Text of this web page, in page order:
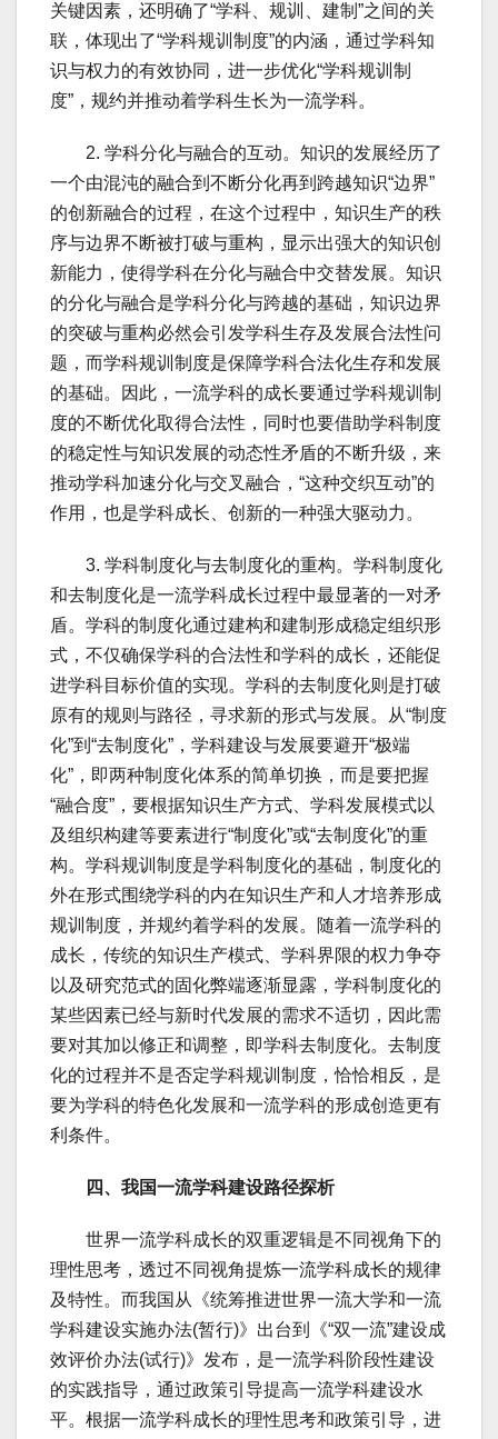
关键因素，还明确了“学科、规训、建制”之间的关
联，体现出了“学科规训制度”的内涵，通过学科知
识与权力的有效协同，进一步优化“学科规训制
度”，规约并推动着学科生长为一流学科。
2. 学科分化与融合的互动。知识的发展经历了
一个由混沌的融合到不断分化再到跨越知识“边界”
的创新融合的过程，在这个过程中，知识生产的秩
序与边界不断被打破与重构，显示出强大的知识创
新能力，使得学科在分化与融合中交替发展。知识
的分化与融合是学科分化与跨越的基础，知识边界
的突破与重构必然会引发学科生存及发展合法性问
题，而学科规训制度是保障学科合法化生存和发展
的基础。因此，一流学科的成长要通过学科规训制
度的不断优化取得合法性，同时也要借助学科制度
的稳定性与知识发展的动态性矛盾的不断升级，来
推动学科加速分化与交叉融合，“这种交织互动”的
作用，也是学科成长、创新的一种强大驱动力。
3. 学科制度化与去制度化的重构。学科制度化
和去制度化是一流学科成长过程中最显著的一对矛
盾。学科的制度化通过建构和建制形成稳定组织形
式，不仅确保学科的合法性和学科的成长，还能促
进学科目标价值的实现。学科的去制度化则是打破
原有的规则与路径，寻求新的形式与发展。从“制度
化”到“去制度化”，学科建设与发展要避开“极端
化”，即两种制度化体系的简单切换，而是要把握
“融合度”，要根据知识生产方式、学科发展模式以
及组织构建等要素进行“制度化”或“去制度化”的重
构。学科规训制度是学科制度化的基础，制度化的
外在形式围绕学科的内在知识生产和人才培养形成
规训制度，并规约着学科的发展。随着一流学科的
成长，传统的知识生产模式、学科界限的权力争夺
以及研究范式的固化弊端逐渐显露，学科制度化的
某些因素已经与新时代发展的需求不适切，因此需
要对其加以修正和调整，即学科去制度化。去制度
化的过程并不是否定学科规训制度，恰恰相反，是
要为学科的特色化发展和一流学科的形成创造更有
利条件。
四、我国一流学科建设路径探析
世界一流学科成长的双重逻辑是不同视角下的
理性思考，透过不同视角提炼一流学科成长的规律
及特性。而我国从《统筹推进世界一流大学和一流
学科建设实施办法(暂行)》出台到《“双一流”建设成
效评价办法(试行)》发布，是一流学科阶段性建设
的实践指导，通过政策引导提高一流学科建设水
平。根据一流学科成长的理性思考和政策引导，进